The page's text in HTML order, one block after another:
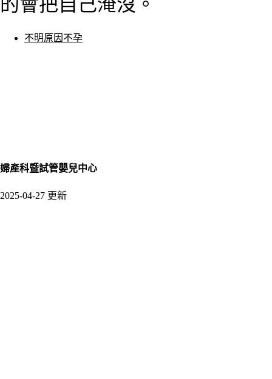
的會把自己淹沒。
不明原因不孕
婦產科暨試管嬰兒中心
2025-04-27 更新